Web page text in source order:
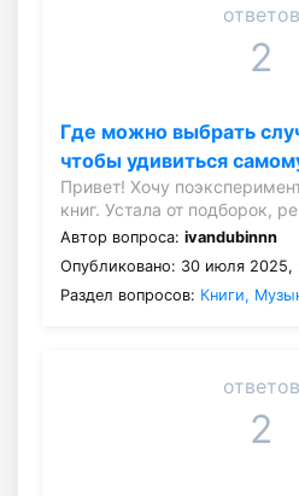
ответов
2
Где можно выбрать
чтобы удивиться
Привет! Хочу
книг. Устала от подборок,
Автор вопроса: ivandubinnn
Опубликовано: 30 июля 2025,
Раздел вопросов: Книги,
ответов
2